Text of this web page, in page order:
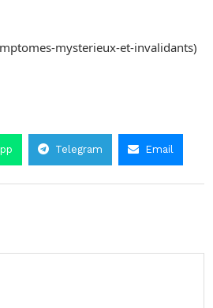
mysterieux-et-invalidants)
Telegram Email